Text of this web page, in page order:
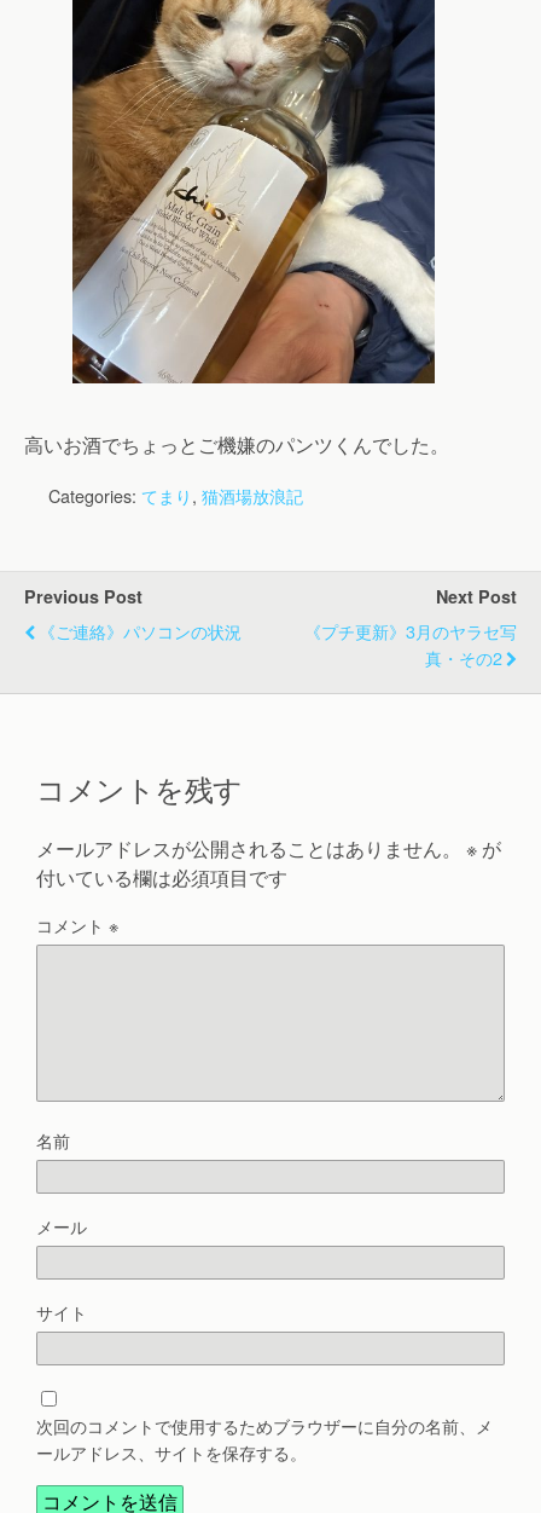
高いお酒でちょっとご機嫌のパンツくんでした。
Categories: てまり, 猫酒場放浪記
Previous Post
《ご連絡》パソコンの状況
Next Post
《プチ更新》3月のヤラセ写
真・その2
コメントを残す
メールアドレスが公開されることはありません。 ※ が
付いている欄は必須項目です
コメント ※
名前
メール
サイト
次回のコメントで使用するためブラウザーに自分の名前、メ
ールアドレス、サイトを保存する。